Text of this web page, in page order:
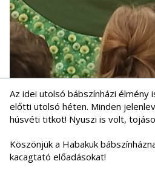
Az idei utolsó bábszínházi
előtti utolsó héten. Minden
húsvéti titkot! Nyuszi is volt,
Köszönjük a Habakuk
kacagtató előadásokat!